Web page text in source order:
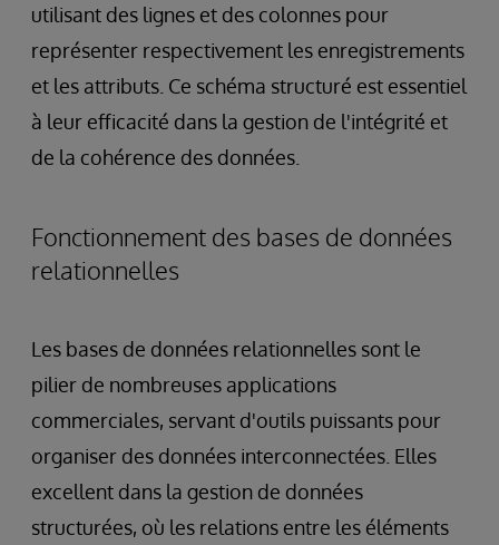
utilisant des lignes et des colonnes pour
représenter respectivement les enregistrements
et les attributs. Ce schéma structuré est essentiel
à leur efficacité dans la gestion de l'intégrité et
de la cohérence des données.
Fonctionnement des bases de données
relationnelles
Les bases de données relationnelles sont le
pilier de nombreuses applications
commerciales, servant d'outils puissants pour
organiser des données interconnectées. Elles
excellent dans la gestion de données
structurées, où les relations entre les éléments